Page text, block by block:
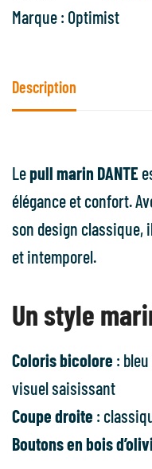
Marque : Optimist
Description
Lepull marin DANTE
élégance et confort.
son design classique,
et intemporel.
Un style
Coloris bicolore :
visuel saisissant
Coupe droite :
Boutons en bois